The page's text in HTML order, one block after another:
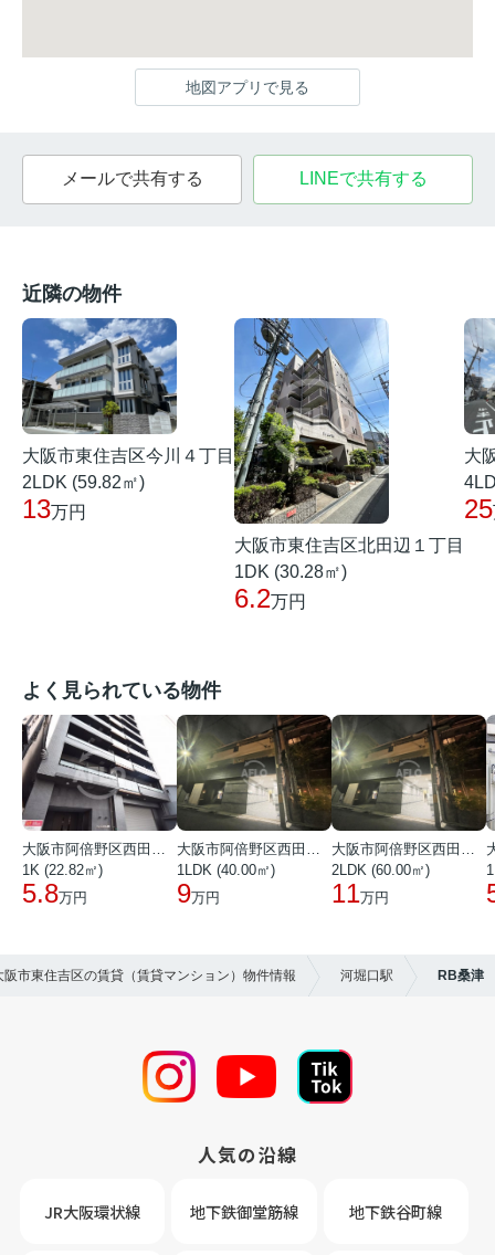
地図アプリで見る
メールで共有する LINEで共有する
近隣の物件
大阪市東住吉区今川４丁目
2LDK (59.82㎡)
13万円
大阪市東住吉区北田辺１丁目
1DK (30.28㎡)
6.2万円
大
25
よく見られている物件
大阪市阿倍野区西田辺町１丁目
1K (22.82㎡)
5.8万円
大阪市阿倍野区西田辺町１丁目
1LDK (40.00㎡)
9万円
大阪市阿倍野区西田辺町１丁目
2LDK (60.00㎡)
11万円
市東住吉区の賃貸（賃貸マンション）物件情報 河堀口駅 RB桑津
人気の沿線
JR大阪環状線 地下鉄御堂筋線 地下鉄谷町線